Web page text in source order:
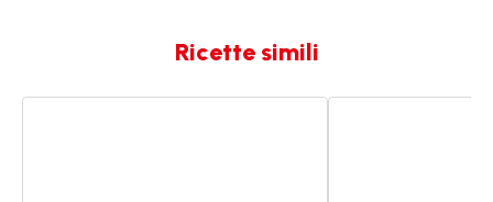
Ricette simili